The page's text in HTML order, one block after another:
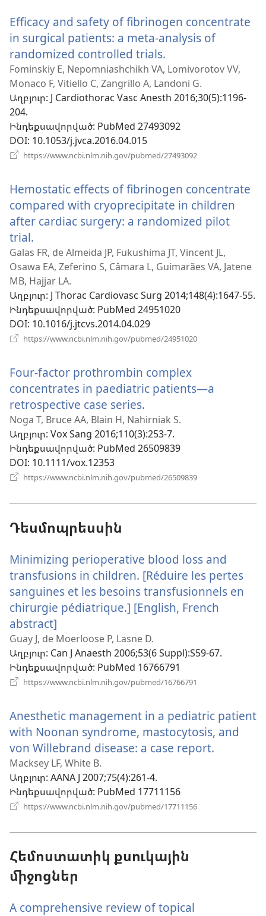
պատուհան)
Efficacy and safety of fibrinogen concentrate
in surgical patients: a meta-analysis of
randomized controlled trials.
է
նոր
պատուհան)
Fominskiy E, Nepomniashchikh VA, Lomivorotov VV,
Monaco F, Vitiello C, Zangrillo A, Landoni G.
Աղբյուր‎: J Cardiothorac Vasc Anesth 2016;30(5):1196-
204.
Ինդեքսավորված‎: PubMed 27493092
DOI‎: 10.1053/j.jvca.2016.04.015
https://www.ncbi.nlm.nih.gov/pubmed/27493092
պատուհան)
Hemostatic effects of fibrinogen concentrate
compared with cryoprecipitate in children
after cardiac surgery: a randomized pilot
trial.
է
նոր
պատուհան)
Galas FR, de Almeida JP, Fukushima JT, Vincent JL,
Osawa EA, Zeferino S, Câmara L, Guimarães VA, Jatene
MB, Hajjar LA.
Աղբյուր‎: J Thorac Cardiovasc Surg 2014;148(4):1647-55.
Ինդեքսավորված‎: PubMed 24951020
DOI‎: 10.1016/j.jtcvs.2014.04.029
https://www.ncbi.nlm.nih.gov/pubmed/24951020
Four-factor prothrombin complex
concentrates in paediatric patients—a
retrospective case series.
է
նոր
պատուհան)
Noga T, Bruce AA, Blain H, Nahirniak S.
Աղբյուր‎: Vox Sang 2016;110(3):253-7.
Ինդեքսավորված‎: PubMed 26509839
DOI‎: 10.1111/vox.12353
https://www.ncbi.nlm.nih.gov/pubmed/26509839
Դեսմոպրեսսին
Minimizing perioperative blood loss and
transfusions in children. [Réduire les pertes
sanguines et les besoins transfusionnels en
chirurgie pédiatrique.] [English, French
abstract]
է
նոր
պատուհան)
Guay J, de Moerloose P, Lasne D.
Աղբյուր‎: Can J Anaesth 2006;53(6 Suppl):S59-67.
Ինդեքսավորված‎: PubMed 16766791
https://www.ncbi.nlm.nih.gov/pubmed/16766791
պատուհան)
Anesthetic management in a pediatric patient
with Noonan syndrome, mastocytosis, and
von Willebrand disease: a case report.
Macksey LF, White B.
Աղբյուր‎: AANA J 2007;75(4):261-4.
Ինդեքսավորված‎: PubMed 17711156
https://www.ncbi.nlm.nih.gov/pubmed/17711156
Հեմոստատիկ քսուկային
միջոցներ
A comprehensive review of topical